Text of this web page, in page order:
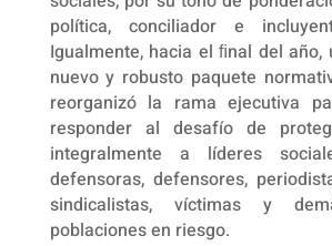
política, conciliador e
Igualmente, hacia el ﬁnal del año,
nuevo y robusto paquete
reorganizó la rama ejecutiva
responder al desafío de
integralmente a líderes
defensoras, defensores,
sindicalistas, víctimas y
poblaciones en riesgo.